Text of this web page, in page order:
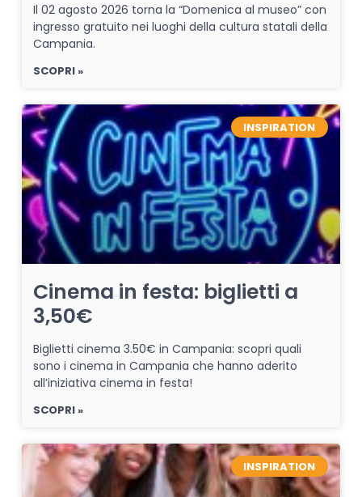
Il 02 agosto 2026 torna la “Domenica al museo” con
ingresso gratuito nei luoghi della cultura statali della
Campania.
SCOPRI »
INSPIRATION
Cinema in festa: biglietti a
3,50€
Biglietti cinema 3.50€ in Campania: scopri quali
sono i cinema in Campania che hanno aderito
all’iniziativa cinema in festa!
SCOPRI »
INSPIRATION